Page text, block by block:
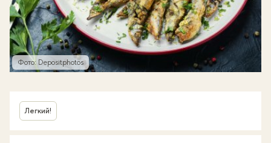
Фото: Depositphotos
Легкий!